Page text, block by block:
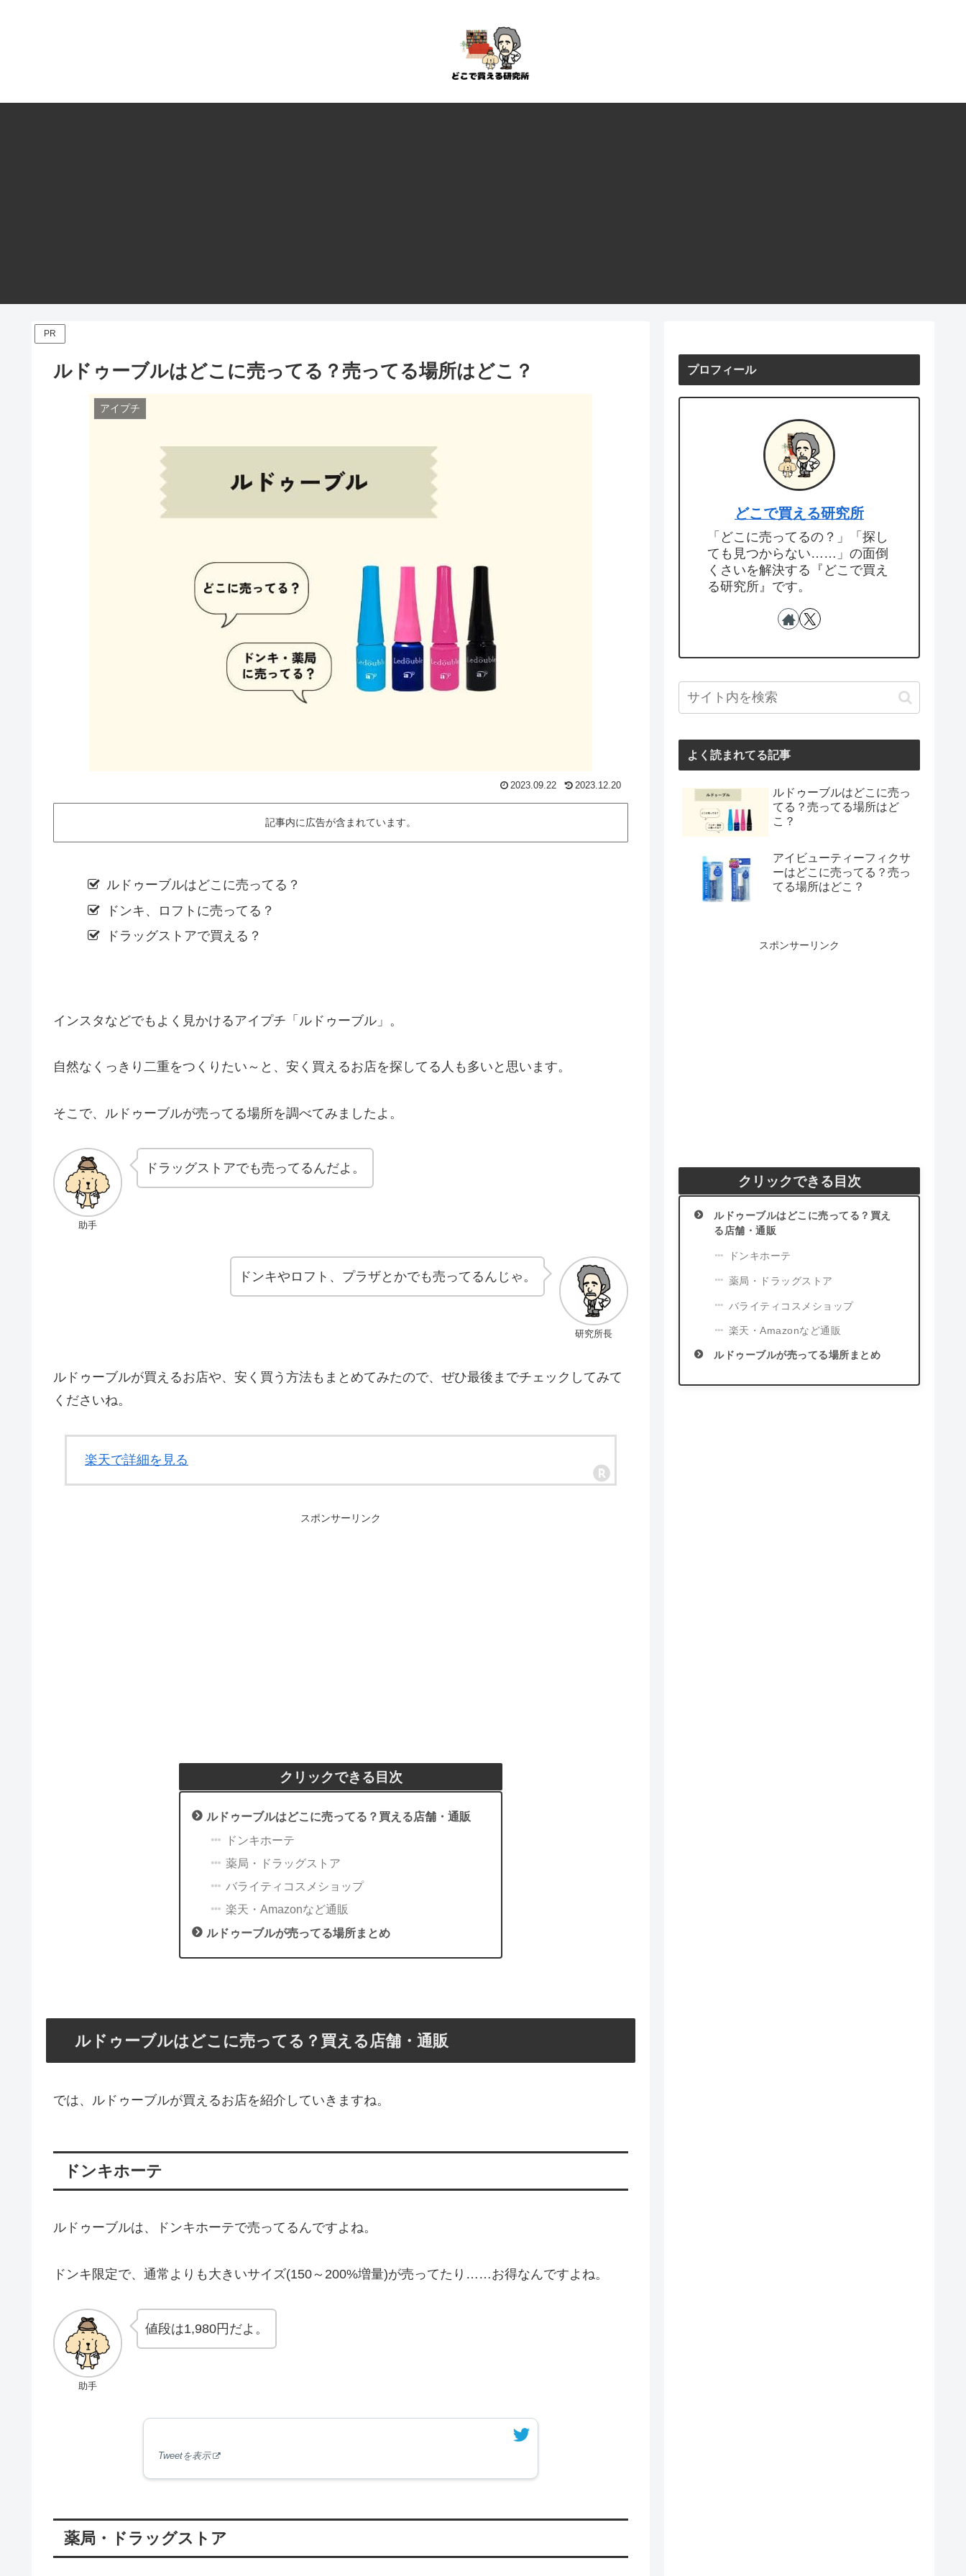
PR
ルドゥーブルはどこに売ってる？売ってる場所はどこ？
アイプチ
2023.09.22 2023.12.20
記事内に広告が含まれています。
ルドゥーブルはどこに売ってる？
ドンキ、ロフトに売ってる？
ドラッグストアで買える？
インスタなどでもよく見かけるアイプチ「ルドゥーブル」。
自然なくっきり二重をつくりたい～と、安く買えるお店を探してる人も多いと思います。
そこで、ルドゥーブルが売ってる場所を調べてみましたよ。
助手
ドラッグストアでも売ってるんだよ。
研究所長
ドンキやロフト、プラザとかでも売ってるんじゃ。
ルドゥーブルが買えるお店や、安く買う方法もまとめてみたので、ぜひ最後までチェックしてみて
くださいね。
楽天で詳細を見る
スポンサーリンク
クリックできる目次
ルドゥーブルはどこに売ってる？買える店舗・通販
ドンキホーテ
薬局・ドラッグストア
バライティコスメショップ
楽天・Amazonなど通販
ルドゥーブルが売ってる場所まとめ
ルドゥーブルはどこに売ってる？買える店舗・通販
では、ルドゥーブルが買えるお店を紹介していきますね。
ドンキホーテ
ルドゥーブルは、ドンキホーテで売ってるんですよね。
ドンキ限定で、通常よりも大きいサイズ(150～200%増量)が売ってたり……お得なんですよね。
助手
値段は1,980円だよ。
Tweetを表示
薬局・ドラッグストア
プロフィール
どこで買える研究所
「どこに売ってるの？」「探し
ても見つからない……」の面倒
くさいを解決する『どこで買え
る研究所』です。
よく読まれてる記事
ルドゥーブルはどこに売っ
てる？売ってる場所はど
こ？
アイビューティーフィクサ
ーはどこに売ってる？売っ
てる場所はどこ？
スポンサーリンク
クリックできる目次
ルドゥーブルはどこに売ってる？買え
る店舗・通販
ドンキホーテ
薬局・ドラッグストア
バライティコスメショップ
楽天・Amazonなど通販
ルドゥーブルが売ってる場所まとめ